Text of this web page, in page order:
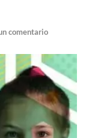
comentario